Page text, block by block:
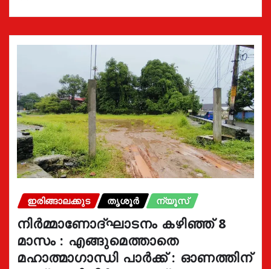
ഇരിങ്ങാലക്കുട തൃശൂർ ന്യൂസ്
നിർമ്മാണോദ്ഘാടനം കഴിഞ്ഞ് 8
മാസം : എങ്ങുമെത്താതെ
മഹാത്മാഗാന്ധി പാർക്ക് : ഓണത്തിന്